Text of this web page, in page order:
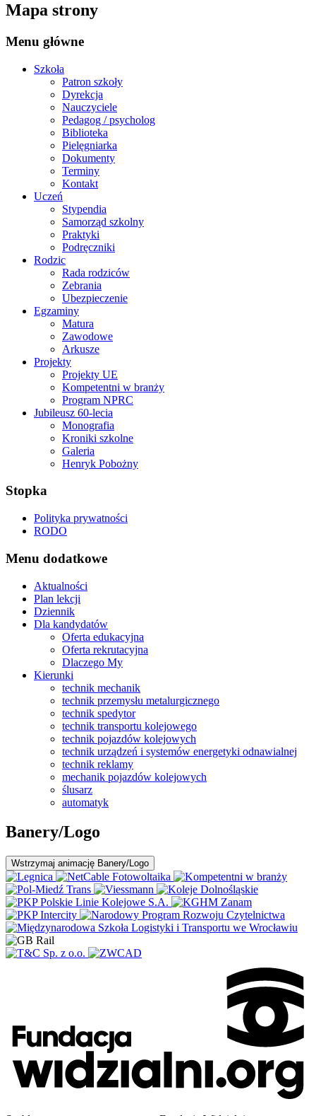
Mapa strony
Menu główne
Szkoła
Patron szkoły
Dyrekcja
Nauczyciele
Pedagog / psycholog
Biblioteka
Pielęgniarka
Dokumenty
Terminy
Kontakt
Uczeń
Stypendia
Samorząd szkolny
Praktyki
Podręczniki
Rodzic
Rada rodziców
Zebrania
Ubezpieczenie
Egzaminy
Matura
Zawodowe
Arkusze
Projekty
Projekty UE
Kompetentni w branży
Program NPRC
Jubileusz 60-lecia
Monografia
Kroniki szkolne
Galeria
Henryk Pobożny
Stopka
Polityka prywatności
RODO
Menu dodatkowe
Aktualności
Plan lekcji
Dziennik
Dla kandydatów
Oferta edukacyjna
Oferta rekrutacyjna
Dlaczego My
Kierunki
technik mechanik
technik przemysłu metalurgicznego
technik spedytor
technik transportu kolejowego
technik pojazdów kolejowych
technik urządzeń i systemów energetyki odnawialnej
technik reklamy
mechanik pojazdów kolejowych
ślusarz
automatyk
Banery/Logo
Wstrzymaj animację Banery/Logo